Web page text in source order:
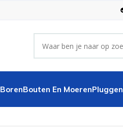
BorenBouten En MoerenPluggen